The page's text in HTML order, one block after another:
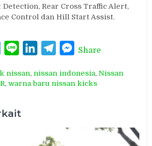
Rear Cross Traffic Alert,
Control dan Hill Start Assist.
TwitterLine LinkedInTelegramMessenger
Share
nissan, nissan indonesia,Nissan
,warna baru nissan kicks